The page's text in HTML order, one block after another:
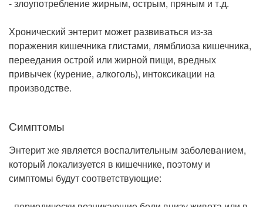
- злоупотребление жирным, острым, пряным и т.д.
Хронический энтерит может развиваться из-за
поражения кишечника глистами, лямблиоза кишечника,
переедания острой или жирной пищи, вредных
привычек (курение, алкоголь), интоксикации на
производстве.
Симптомы
Энтерит же является воспалительным заболеванием,
который локализуется в кишечнике, поэтому и
симптомы будут соответствующие: